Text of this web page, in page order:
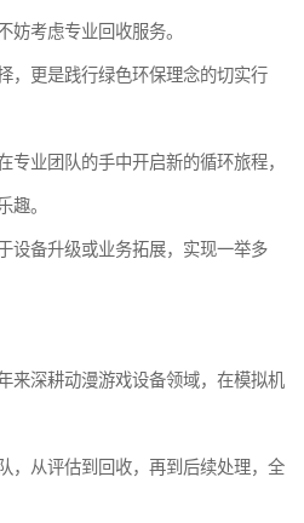
妨考虑专业回收服务。
，更是践行绿色环保理念的切实行
专业团队的手中开启新的循环旅程，
趣。
设备升级或业务拓展，实现一举多
来深耕动漫游戏设备领域，在模拟机
，从评估到回收，再到后续处理，全